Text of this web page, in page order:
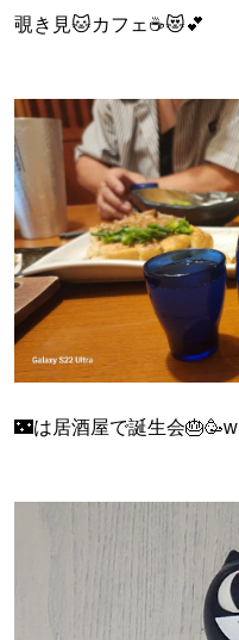
覗き見🐱カフェ☕😻💕
🌃は居酒屋で誕生会🎂🥳w